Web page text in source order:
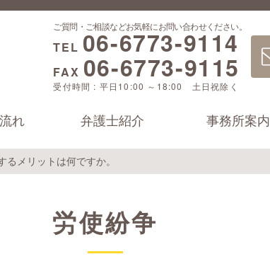
ご質問・ご相談などお気軽にお問い合わせください。
TEL 06-6773-9114
FAX 06-6773-9115
受付時間 : 平日10:00 ～18:00 土日祝除く
れ 弁護士紹介 事務所案内
メリットは何ですか。
労使紛争